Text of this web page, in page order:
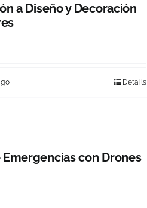
a Diseño y Decoración
Details
Emergencias con Drones